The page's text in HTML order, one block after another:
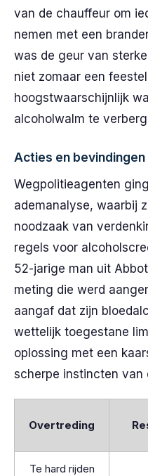
van de chauffeur om
nemen met een
was de geur van
niet zomaar een
hoogstwaarschijnlijk
alcoholwalm te
Acties en
Wegpolitieagenten
ademanalyse, waarbij
noodzaak van
regels voor
52-jarige man uit
meting die werd
aangaf dat zijn
wettelijk toegestane
oplossing met een
scherpe instincten van
Overtreding
Te hard rijden